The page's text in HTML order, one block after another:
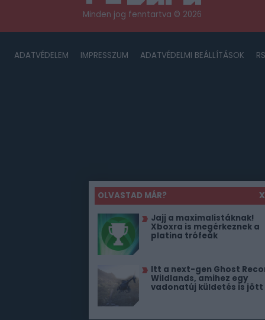
OLVASTAD MÁR?
X
Jajj a maximalistáknak!
Xboxra is megérkeznek a
platina trófeák
Itt a next-gen Ghost
Wildlands, amihez egy
vadonatúj küldetés is jött
Minden jog fenntartva © 2026
ADATVÉDELEM IMPRESSZUM ADATVÉDELMI BEÁLLÍTÁSOK